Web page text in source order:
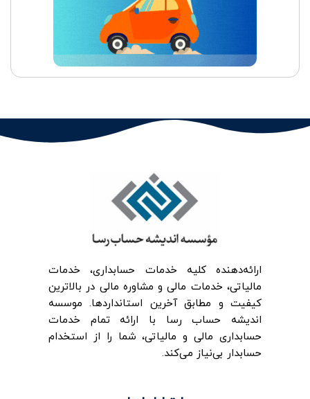
ارائه‌‌دهنده کلیه خدمات حسابداری، خدمات
مالیاتی، خدمات مالی و مشاوره مالی در بالاترین
کیفیت و مطابق آخرین استانداردها. موسسه
اندیشه حساب رسا با ارائه تمام خدمات
حسابداری مالی و مالیاتی، شما را از استخدام
حسابدار بی‌نیاز می‌کند.